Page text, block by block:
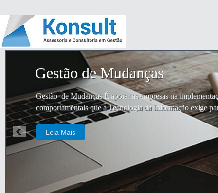
Gestão de Mudanças
Gestão de Mudanças É apoiar as empresas na
comportamentais que a Tecnologia da Informação exige
Leia Mais